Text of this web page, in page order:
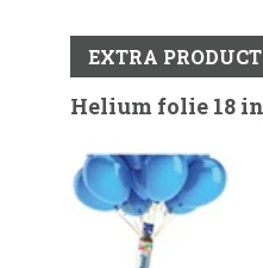
EXTRA
Helium folie 18